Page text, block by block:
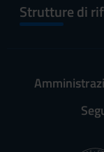
Strutture di